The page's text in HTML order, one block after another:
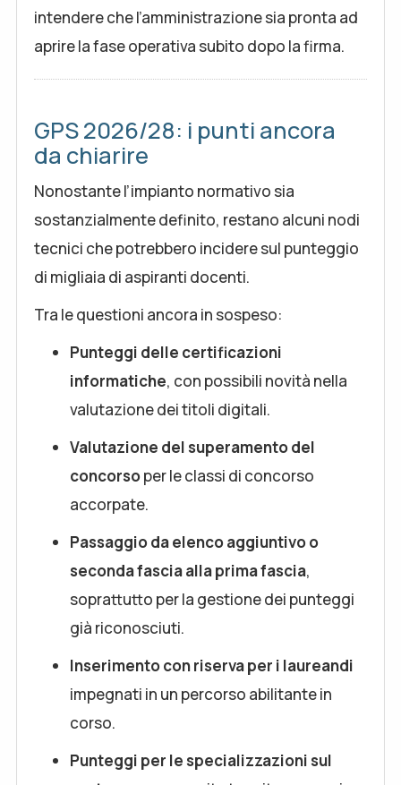
intendere che l’amministrazione sia pronta ad
aprire la fase operativa subito dopo la firma.
GPS 2026/28: i punti ancora
da chiarire
Nonostante l’impianto normativo sia
sostanzialmente definito, restano alcuni nodi
tecnici che potrebbero incidere sul punteggio
di migliaia di aspiranti docenti.
Tra le questioni ancora in sospeso:
Punteggi delle certificazioni
informatiche, con possibili novità nella
valutazione dei titoli digitali.
Valutazione del superamento del
concorsoper le classi di concorso
accorpate.
Passaggio da elenco aggiuntivo o
seconda fascia alla prima fascia,
soprattutto per la gestione dei punteggi
già riconosciuti.
Inserimento con riserva per i laureandi
impegnati in un percorso abilitante in
corso.
Punteggi per le specializzazioni sul